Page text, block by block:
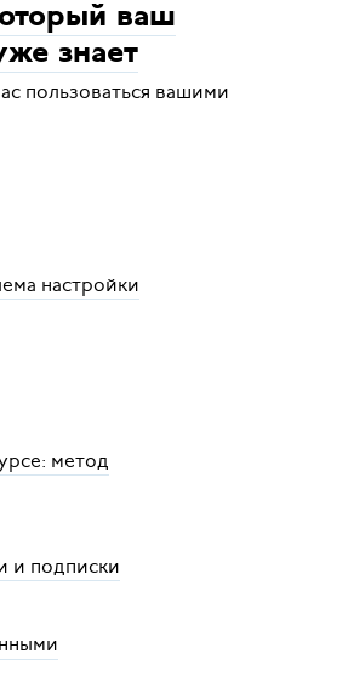
ваш
знает
пользоваться вашими
настройки
метод
и подписки